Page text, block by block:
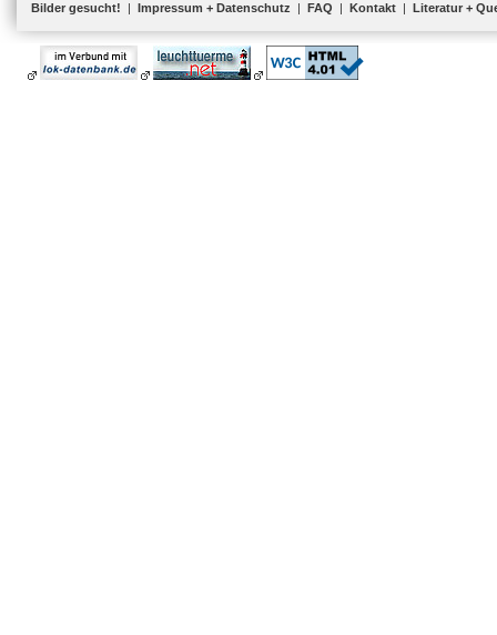
Bilder gesucht! | Impressum + Datenschutz | FAQ | Kontakt | Literatur +